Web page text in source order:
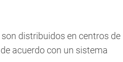
distribuidos en centros de
acuerdo con un sistema